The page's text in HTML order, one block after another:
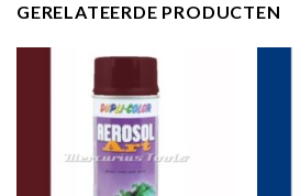
GERELATEERDE PRODUCTEN